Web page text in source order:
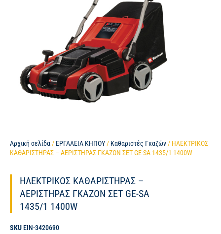
Αρχική σελίδα / ΕΡΓΑΛΕΙΑ ΚΗΠΟΥ / Καθαριστές Γκαζών / ΗΛΕΚΤΡΙΚΟΣ
ΚΑΘΑΡΙΣΤΗΡΑΣ – ΑΕΡΙΣΤΗΡΑΣ ΓΚΑΖΟΝ ΣΕΤ GE-SA 1435/1 1400W
ΗΛΕΚΤΡΙΚΟΣ ΚΑΘΑΡΙΣΤΗΡΑΣ –
ΑΕΡΙΣΤΗΡΑΣ ΓΚΑΖΟΝ ΣΕΤ GE-SA
1435/1 1400W
SKU EIN-3420690